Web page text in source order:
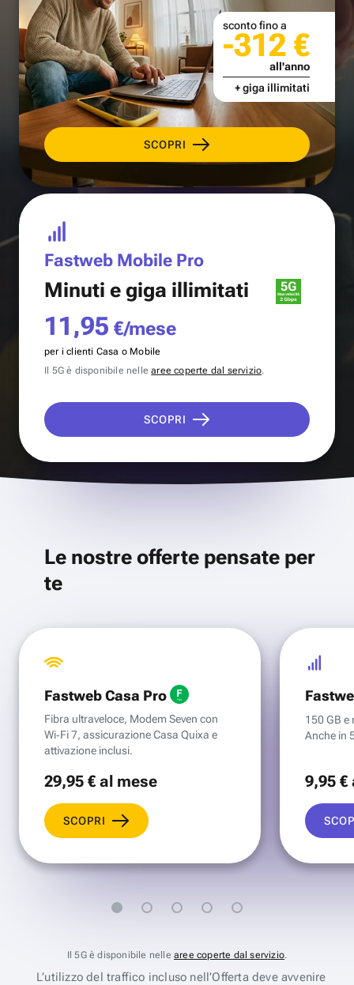
SCOPRI
sconto fino a
-312 €
all'anno
+ giga illimitati
Fastweb Mobile Pro
Minuti e giga illimitati
11,95 €/mese
per i clienti Casa o Mobile
Il 5G è disponibile nellearee coperte dal servizio.
SCOPRI
Le nostre offerte pensate per
te
Fastweb Casa Pro
Fibra ultraveloce, Modem Seven con
Wi‑Fi 7, assicurazione Casa Quixa e
attivazione inclusi.
29,95 €al mese
SCOPRI
150 GB e
Anche in
9,95 €
Il 5G è disponibile nelle aree coperte dal servizio.
L’utilizzo del traffico incluso nell’Offerta deve avvenire